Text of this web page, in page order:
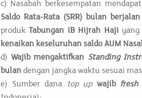
c) Nasabah berkesempatan
Saldo Rata-Rata (SRR) bulan
produkTabungan iB Hijrah Haji
kenaikan keseluruhan saldo AUM
d) Wajib mengaktifkan Standing
bulandengan jangka waktu sesuai
e) Sumber dana top up wajib